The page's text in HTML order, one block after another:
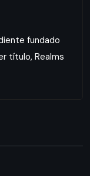
fundado
título, Realms